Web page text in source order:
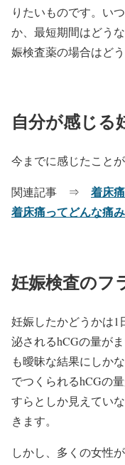
りたいものです。い
か、最短期間はどう
娠検査薬の場合はどう
自分が感じる
今までに感じたこと
関連記事 ⇒ 着床
着床痛ってどんな痛
妊娠検査のフ
妊娠したかどうかは1
泌されるhCGの量が
も曖昧な結果にしか
でつくられるhCGの
すらとしか見えてい
きます。
しかし、多くの女性